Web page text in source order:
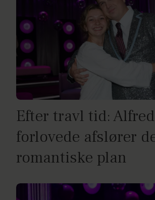
Efter travl tid:
forlovede afslører
romantiske plan